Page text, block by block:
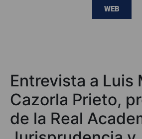
WEB
Entrevista a Luis
Cazorla Prieto,
de la Real